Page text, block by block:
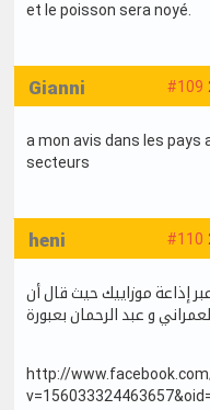
et le poisson sera noyé.
#109
Gianni
a mon avis dans les pays
secteurs
#110
heni
إذاعة موزاييك حيث قال أن
و عبد الرحمان بعبورة
http://